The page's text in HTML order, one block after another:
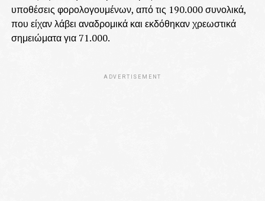
υποθέσεις φορολογουμένων, από τις 190.000 συνολικά,
που είχαν λάβει αναδρομικά και εκδόθηκαν χρεωστικά
σημειώματα για 71.000.
ADVERTISEMENT